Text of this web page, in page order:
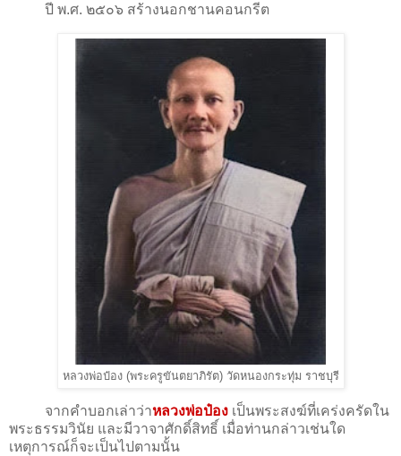
ปี พ.ศ. ๒๕๐๖ สร้างนอกชานคอนกรีต
หลวงพ่อป๋อง (พระครูขันตยาภิรัต) วัดหนองกระทุ่ม ราชบุรี
จากคำบอกเล่าว่าหลวงพ่อป๋อง เป็นพระสงฆ์ที่เคร่งครัดใน
พระธรรมวินัย และมีวาจาศักดิ์สิทธิ์ เมื่อท่านกล่าวเช่นใด
เหตุการณ์ก็จะเป็นไปตามนั้น